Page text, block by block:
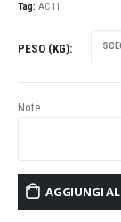
Tag: AC11
PESO (KG)
Note
AGGIUNGI AL